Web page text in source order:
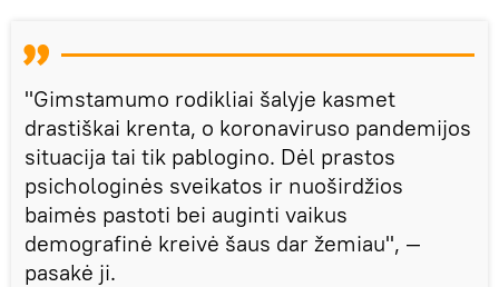
"Gimstamumo rodikliai šalyje kasmet
drastiškai krenta, o koronaviruso pandemijos
situacija tai tik pablogino. Dėl prastos
psichologinės sveikatos ir nuoširdžios
baimės pastoti bei auginti vaikus
demografinė kreivė šaus dar žemiau", —
pasakė ji.